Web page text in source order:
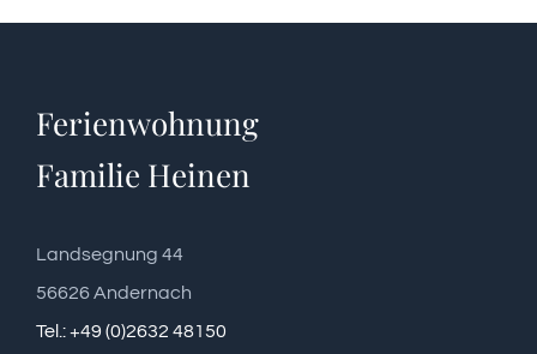
Ferienwohnung
Familie Heinen
Landsegnung 44
56626 Andernach
Tel.: +49 (0)2632 48150